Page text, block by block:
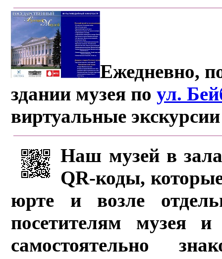
Ежедневно,
здании музея поул.
виртуальные
Наш музей в
QR-коды,
юрте и возле
посетителям музея и
самостоятельно